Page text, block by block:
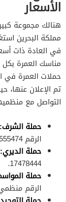
الأسعار
هنالك مجموعة
في العادة ذات
مناسك العمرة
حملات العمرة في
تم الإعلان عنها،
التواصل مع
حملة الشرف:
الرقم 17555474.
حملة الديري:
17478444.
حملة
الرقم منظمي